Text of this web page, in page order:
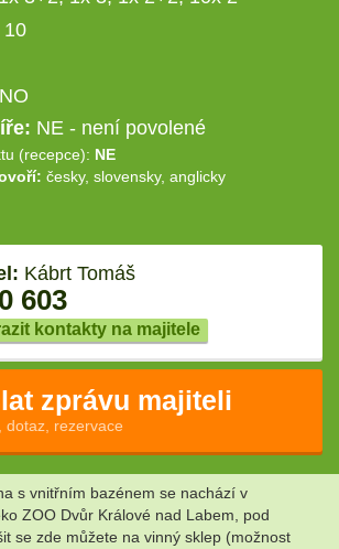
10
NE - není povolené
(recepce): NE
česky, slovensky, anglicky
Kábrt Tomáš
603
kontakty na majitele
zprávu majiteli
dotaz, rezervace
s vnitřním bazénem se nachází v
ZOO Dvůr Králové nad Labem, pod
se zde můžete na vinný sklep (možnost